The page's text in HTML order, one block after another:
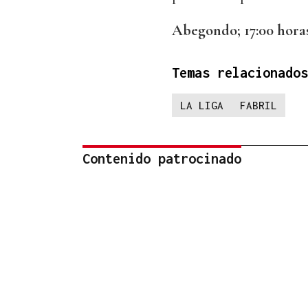
Abegondo; 17:00
Temas relacionados
LA LIGA FABRIL
Contenido patrocinado